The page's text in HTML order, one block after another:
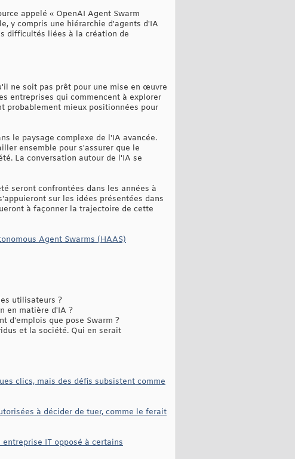
appelé « OpenAI Agent Swarm
y compris une hiérarchie d'agents d'IA
difficultés liées à la création de
ne soit pas prêt pour une mise en œuvre
entreprises qui commencent à explorer
probablement mieux positionnées pour
le paysage complexe de l'IA avancée.
ensemble pour s'assurer que le
La conversation autour de l'IA se
seront confrontées dans les années à
sur les idées présentées dans
à façonner la trajectoire de cette
Agent Swarms (HAAS)
utilisateurs ?
en matière d'IA ?
d'emplois que pose Swarm ?
et la société. Qui en serait
clics, mais des défis subsistent comme
à décider de tuer, comme le ferait
IT opposé à certains